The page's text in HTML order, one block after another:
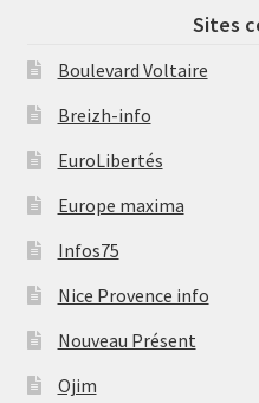
Sites
Boulevard Voltaire
Breizh-info
EuroLibertés
Europe maxima
Infos75
Nice Provence info
Nouveau Présent
Ojim